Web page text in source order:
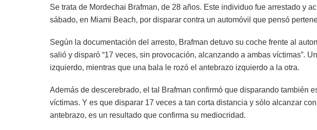
Se trata de Mordechai Brafman, de 28 años. Este individuo fue arrestado y
sábado, en Miami Beach, por disparar contra un automóvil que pensó
Según la documentación del arresto, Brafman detuvo su coche frente al
salió y disparó “17 veces, sin provocación, alcanzando a ambas víctimas”.
izquierdo, mientras que una bala le rozó el antebrazo izquierdo a la otra.
Además de descerebrado, el tal Brafman confirmó que disparando también
víctimas. Y es que disparar 17 veces a tan corta distancia y sólo alcanzar
antebrazo, es un resultado que confirma su mediocridad.